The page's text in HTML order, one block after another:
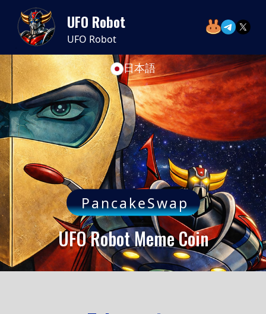
日本語
UFO Robot
UFO Robot
UFO Robot Meme Coin
PancakeSwap